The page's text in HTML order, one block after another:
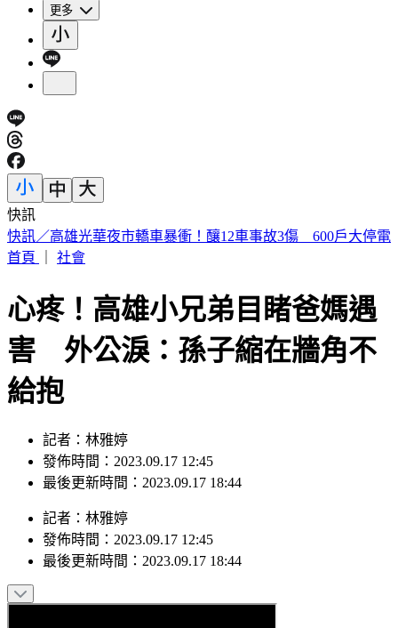
更多
快訊
預告基本工資要漲了！賴清德喊話企業：有獲利替「員工加
薪」
心疼！高雄小兄弟目睹爸媽遇
害 外公淚：孫子縮在牆角不
給抱
記者：林雅婷
發佈時間：2023.09.17 12:45
記者：林雅婷
發佈時間：2023.09.17 12:45